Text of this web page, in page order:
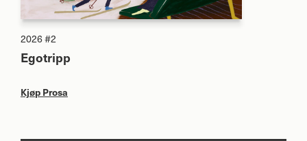
2026 #2
Egotripp
Kjøp Prosa